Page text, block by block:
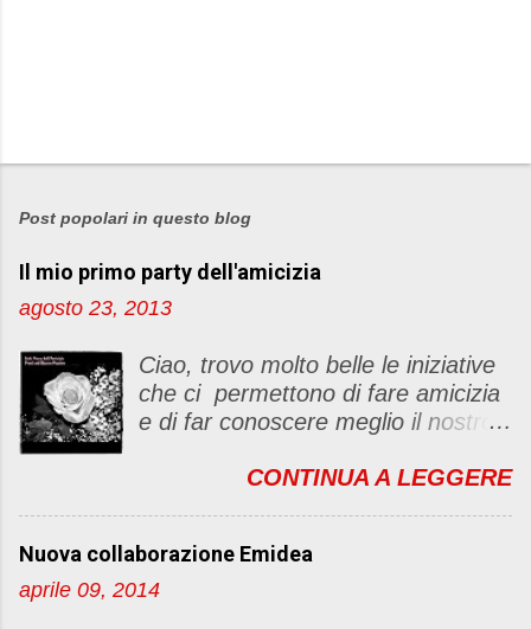
P
s
a
u
c
o
m
m
t
o
Post popolari in questo blog
Il mio primo party dell'amicizia
agosto 23, 2013
Ciao, trovo molto belle le iniziative
che ci permettono di fare amicizia
e di far conoscere meglio il nostro
un "party" dell'amicizia .... Mi
post, ma anche di sentimenti ed
emozioni. Non siete obbligate a
CONTINUA A LEGGERE
Nuova collaborazione Emidea
aprile 09, 2014